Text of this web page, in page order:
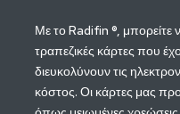
Με το Radifin ®, μπορείτε
τραπεζικές κάρτες που
διευκολύνουν τις
κόστος. Οι κάρτες μας